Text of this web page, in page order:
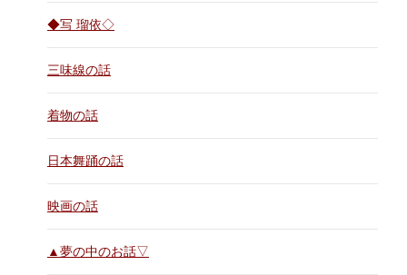
◆写 瑠依◇
三味線の話
着物の話
日本舞踊の話
映画の話
▲夢の中のお話▽